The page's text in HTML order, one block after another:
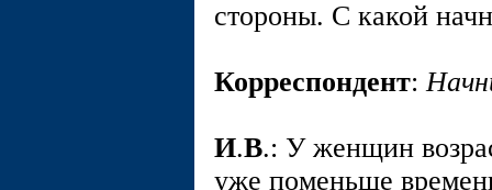
стороны. С какой
Корреспондент:
И.В.: У женщин
уже поменьше